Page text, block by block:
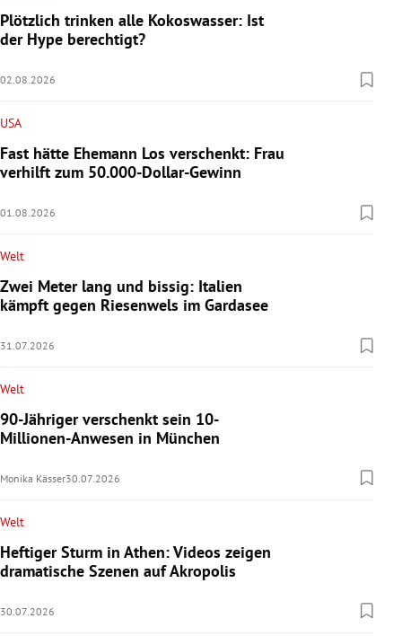
Plötzlich trinken alle Kokoswasser: Ist
der Hype berechtigt?
02.08.2026
USA
Fast hätte Ehemann Los verschenkt: Frau
verhilft zum 50.000-Dollar-Gewinn
01.08.2026
Welt
Zwei Meter lang und bissig: Italien
kämpft gegen Riesenwels im Gardasee
31.07.2026
Welt
90-Jähriger verschenkt sein 10-
Millionen-Anwesen in München
Monika Kässer30.07.2026
Welt
Heftiger Sturm in Athen: Videos zeigen
dramatische Szenen auf Akropolis
30.07.2026